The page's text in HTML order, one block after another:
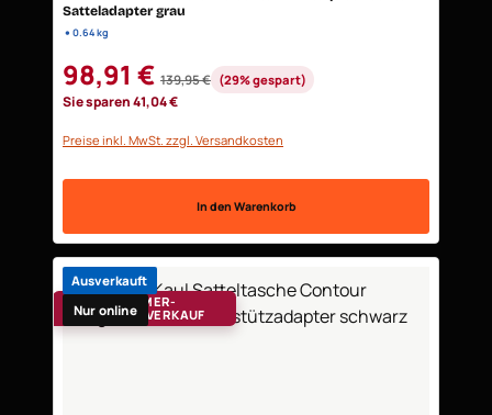
Satteladapter grau
• 0.64 kg
Verkaufspreis:
98,91 € Regulärer Preis:
139,95 € (29% gespart)
Sie sparen 41,04 €
Preise inkl. MwSt. zzgl. Versandkosten
In den Warenkorb
SOMMER-
SCHLUSSVERKAUF
Ausverkauft
Nur online